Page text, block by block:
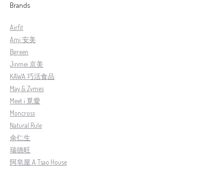
Brands
Airfit
Ami 安美
Bgreen
Jinmei 京美
KAWA 巧活食品
May & Zymes
Meet i 覓愛
Moncross
Natural Rule
余仁生
瑞德旺
阿皂屋 A Tsao House